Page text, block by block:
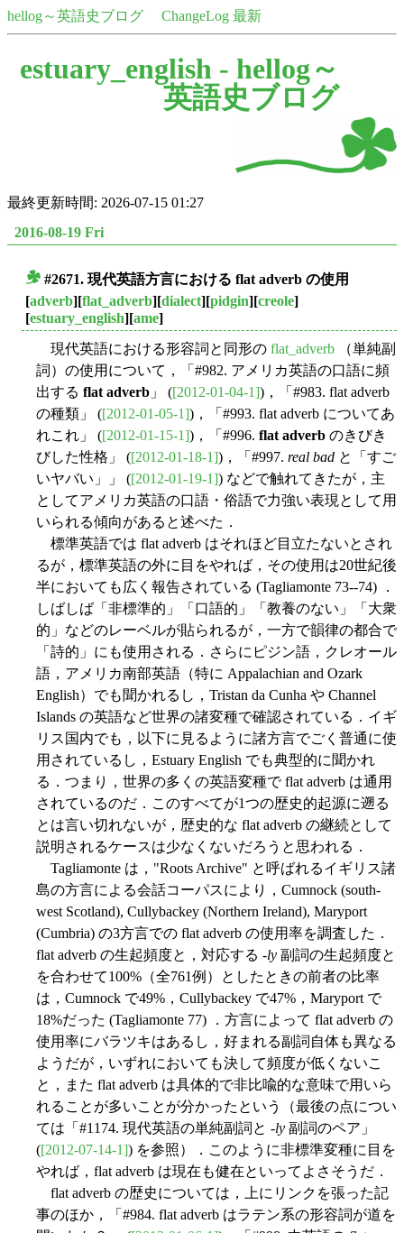
hellog～英語史ブログ ChangeLog 最新
estuary_english - hellog～
英語史ブログ
最終更新時間: 2026-07-15 01:27
2016-08-19 Fri
#2671. 現代英語方言における flat adverb の使用
[adverb][flat_adverb][dialect][pidgin][creole]
[estuary_english][ame]
現代英語における形容詞と同形の flat_adverb （単純副
詞）の使用について，「#982. アメリカ英語の口語に頻
出する flat adverb 」 ([2012-01-04-1])，「#983. flat adverb
の種類」 ([2012-01-05-1])，「#993. flat adverb についてあ
れこれ」 ([2012-01-15-1])，「#996. flat adverb のきびき
びした性格」 ([2012-01-18-1])，「#997. real bad と「すご
いヤバい」」 ([2012-01-19-1]) などで触れてきたが，主
としてアメリカ英語の口語・俗語で力強い表現として用
いられる傾向があると述べた．
標準英語では flat adverb はそれほど目立たないとされ
るが，標準英語の外に目をやれば，その使用は20世紀後
半においても広く報告されている (Tagliamonte 73--74) ．
しばしば「非標準的」「口語的」「教養のない」「大衆
的」などのレーベルが貼られるが，一方で韻律の都合で
「詩的」にも使用される．さらにピジン語，クレオール
語，アメリカ南部英語（特に Appalachian and Ozark
English）でも聞かれるし，Tristan da Cunha や Channel
Islands の英語など世界の諸変種で確認されている．イギ
リス国内でも，以下に見るように諸方言でごく普通に使
用されているし，Estuary English でも典型的に聞かれ
る．つまり，世界の多くの英語変種で flat adverb は通用
されているのだ．このすべてが1つの歴史的起源に遡る
とは言い切れないが，歴史的な flat adverb の継続として
説明されるケースは少なくないだろうと思われる．
Tagliamonte は，"Roots Archive" と呼ばれるイギリス諸
島の方言による会話コーパスにより，Cumnock (south-
west Scotland), Cullybackey (Northern Ireland), Maryport
(Cumbria) の3方言での flat adverb の使用率を調査した．
flat adverb の生起頻度と，対応する -ly 副詞の生起頻度と
を合わせて100%（全761例）としたときの前者の比率
は，Cumnock で49%，Cullybackey で47%，Maryport で
18%だった (Tagliamonte 77) ．方言によって flat adverb の
使用率にバラツキはあるし，好まれる副詞自体も異なる
ようだが，いずれにおいても決して頻度が低くないこ
と，また flat adverb は具体的で非比喩的な意味で用いら
れることが多いことが分かったという（最後の点につい
ては「#1174. 現代英語の単純副詞と -ly 副詞のペア」
([2012-07-14-1]) を参照）．このように非標準変種に目を
やれば，flat adverb は現在も健在といってよさそうだ．
flat adverb の歴史については，上にリンクを張った記
事のほか，「#984. flat adverb はラテン系の形容詞が道を